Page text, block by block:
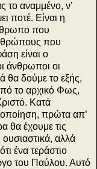
το αναμμένο, ν’
ποτέ. Είναι η
που
που
είναι ο
άνθρωποι οι
θα δούμε το εξής,
το αρχικό Φως,
Κατά
πρώτα απ’
θα έχουμε τις
αλλά
ένα τεράστιο
του Παύλου. Αυτό